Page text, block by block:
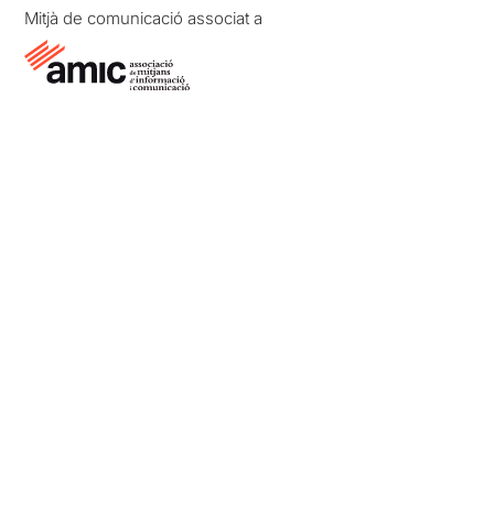
Mitjà de comunicació associat a